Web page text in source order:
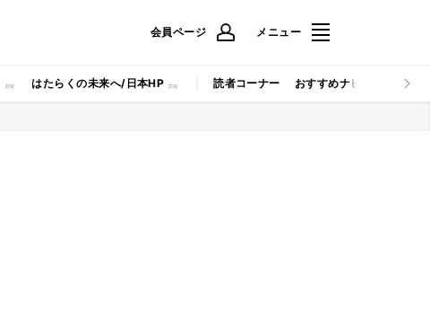
会員ページ メニュー
はたらくの未来へ/日本HP 読者コーナー おすすめナビ マイナビ